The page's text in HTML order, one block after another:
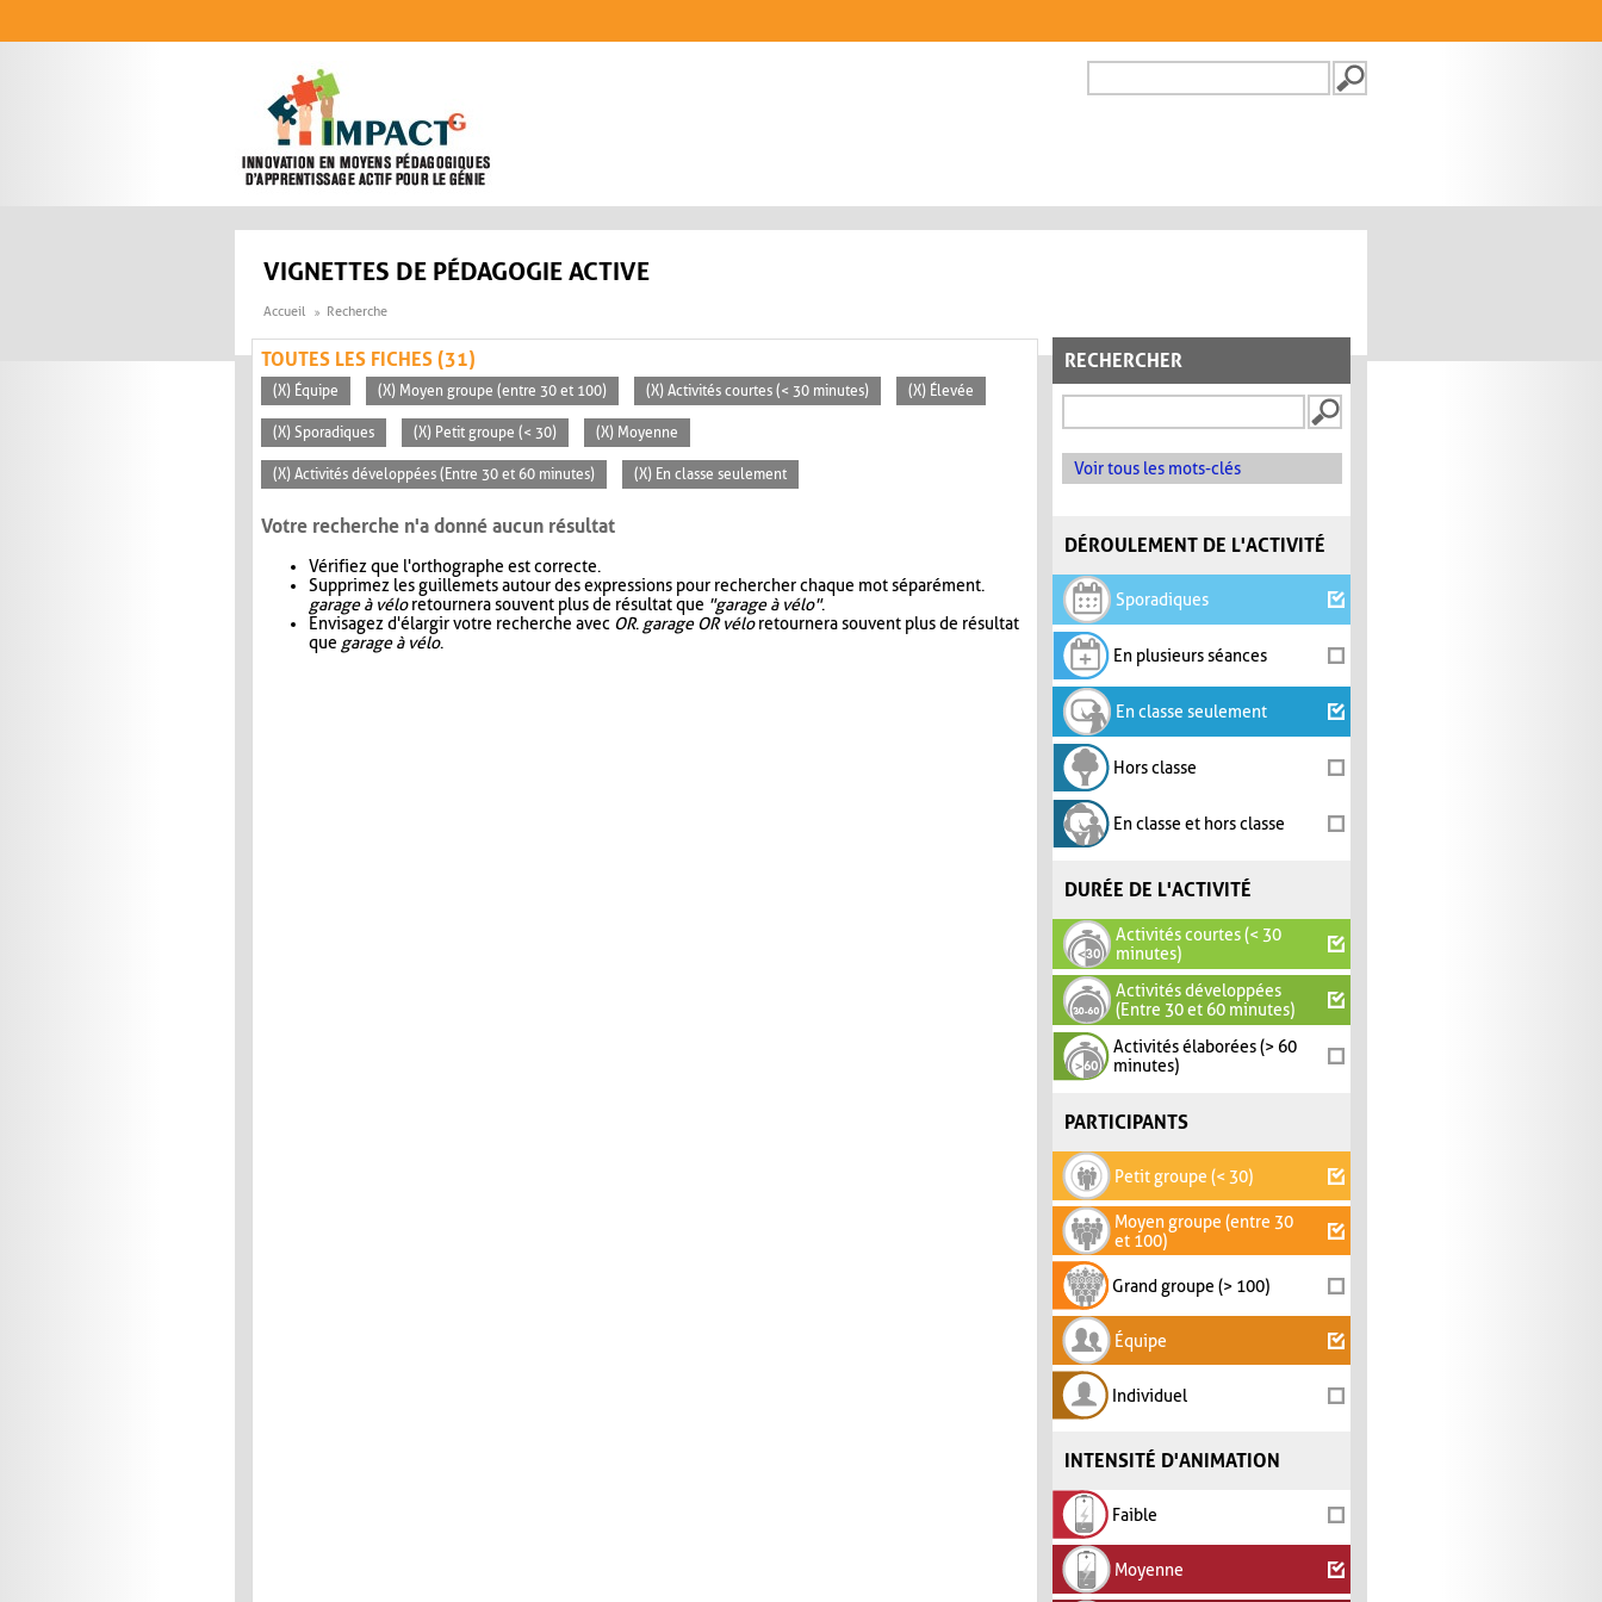
FORMULAIRE DE
VIGNETTES DE PÉDAGOGIE ACTIVE
Accueil Recherche
RECHERCHER
Voir tous les mots-clés
DÉROULEMENT DE L'ACTIVITÉ
Sporadiques
En plusieurs séances
En classe seulement
Hors classe
En classe et hors classe
DURÉE DE L'ACTIVITÉ
Activités courtes (< 30
minutes)
Activités développées
(Entre 30 et 60 minutes)
Activités élaborées (> 60
minutes)
PARTICIPANTS
Petit groupe (< 30)
Moyen groupe (entre 30
et 100)
Grand groupe (> 100)
Équipe
Individuel
INTENSITÉ D'ANIMATION
Faible
Moyenne
TOUTES LES FICHES (31)
(X) Équipe (X) Moyen groupe (entre 30 et 100) (X) Activités courtes (< 30 minutes) (X) Élevée
(X) Sporadiques (X) Petit groupe (< 30) (X) Moyenne
(X) Activités développées (Entre 30 et 60 minutes) (X) En classe seulement
Votre recherche n'a donné aucun résultat
Vérifiez que l'orthographe est correcte.
Supprimez les guillemets autour des expressions pour rechercher chaque mot séparément.
garage à véloretournera souvent plus de résultat que "garage à vélo".
Envisagez d'élargir votre recherche avec OR. garage OR véloretournera souvent plus de résultat
que garage à vélo.